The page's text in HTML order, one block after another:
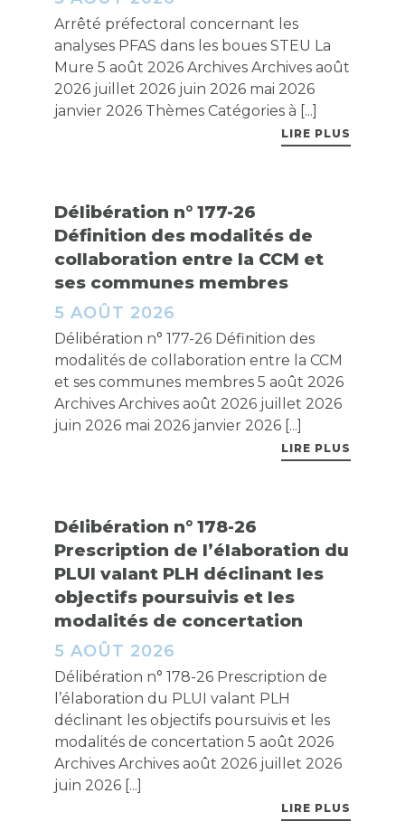
Arrêté préfectoral concernant les
analyses PFAS dans les boues STEU La
Mure 5 août 2026 Archives Archives août
2026 juillet 2026 juin 2026 mai 2026
janvier 2026 Thèmes Catégories à [...]
LIRE PLUS
Délibération n° 177-26
Définition des modalités de
collaboration entre la CCM et
ses communes membres
5 AOÛT 2026
Délibération n° 177-26 Définition des
modalités de collaboration entre la CCM
et ses communes membres 5 août 2026
Archives Archives août 2026 juillet 2026
juin 2026 mai 2026 janvier 2026 [...]
LIRE PLUS
Délibération n° 178-26
Prescription de l’élaboration du
PLUI valant PLH déclinant les
objectifs poursuivis et les
modalités de concertation
5 AOÛT 2026
Délibération n° 178-26 Prescription de
l’élaboration du PLUI valant PLH
déclinant les objectifs poursuivis et les
modalités de concertation 5 août 2026
Archives Archives août 2026 juillet 2026
juin 2026 [...]
LIRE PLUS